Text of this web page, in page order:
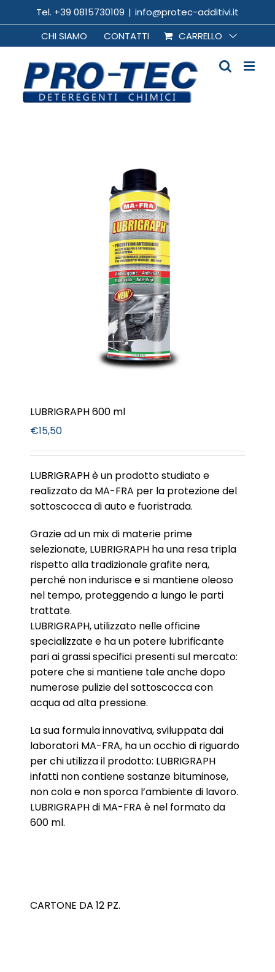
al
contenuto
Tel. +39 0815730109 | info@protec-additivi.it
CHI SIAMO
CONTATTI CARRELLO
LUBRIGRAPH 600 ml
€15,50
LUBRIGRAPH è un prodotto studiato e
realizzato da MA-FRA per la protezione del
sottoscocca di auto e fuoristrada.
Grazie ad un mix di materie prime
selezionate, LUBRIGRAPH ha una resa tripla
rispetto alla tradizionale grafite nera,
perché non indurisce e si mantiene oleoso
nel tempo, proteggendo a lungo le parti
trattate.
LUBRIGRAPH, utilizzato nelle officine
specializzate e ha un potere lubrificante
pari ai grassi specifici presenti sul mercato:
potere che si mantiene tale anche dopo
numerose pulizie del sottoscocca con
acqua ad alta pressione.
La sua formula innovativa, sviluppata dai
laboratori MA-FRA, ha un occhio di riguardo
per chi utilizza il prodotto: LUBRIGRAPH
infatti non contiene sostanze bituminose,
non cola e non sporca l’ambiente di lavoro.
LUBRIGRAPH di MA-FRA è nel formato da
600 ml.
CARTONE DA 12 PZ.